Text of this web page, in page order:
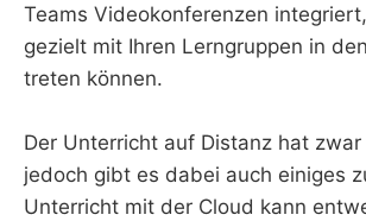
Teams Videokonferenzen
gezielt mit Ihren Lerngruppen in
treten können.
Der Unterricht auf Distanz hat
jedoch gibt es dabei auch einiges
Unterricht mit der Cloud kann